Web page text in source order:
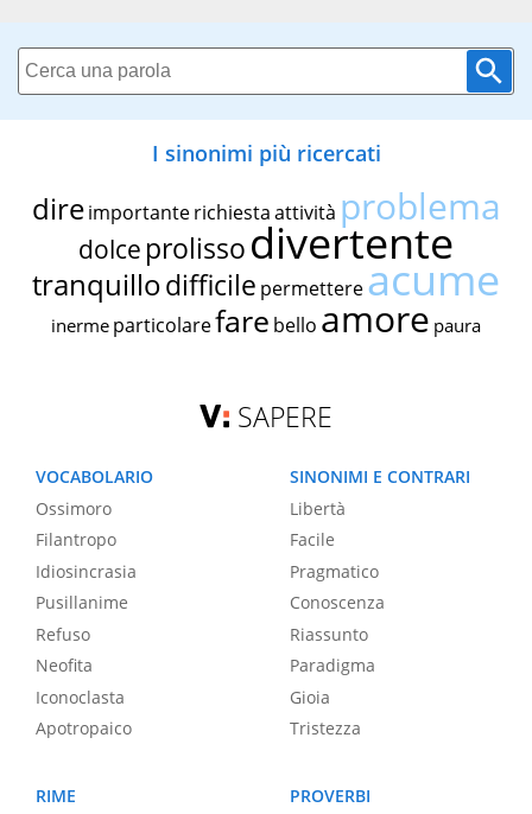
I sinonimi più ricercati
dire importante richiestaattività problema
dolce prolissodivertente
tranquillodifficile permettereacume
inerme particolarefare bello amore paura
SAPERE
VOCABOLARIO
Ossimoro
Filantropo
Idiosincrasia
Pusillanime
Refuso
Neofita
Iconoclasta
Apotropaico
SINONIMI E CONTRARI
Libertà
Facile
Pragmatico
Conoscenza
Riassunto
Paradigma
Gioia
Tristezza
RIME
PROVERBI